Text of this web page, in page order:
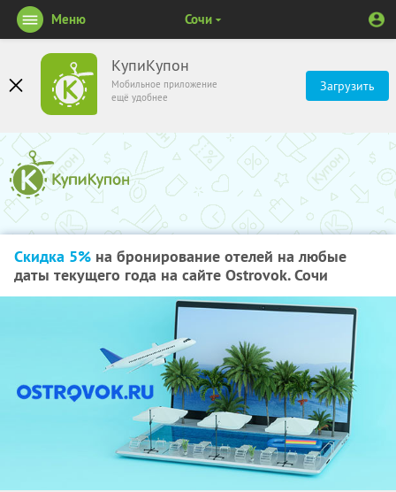
КупиКупон
Мобильное приложение
ещё удобнее
Загрузить
Меню Сочи
Скидка 5% на бронирование отелей на любые
даты текущего года на сайте Ostrovok. Сочи